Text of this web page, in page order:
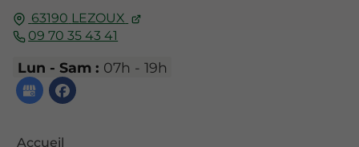
63190 LEZOUX
09 70 35 43 41
Lun - Sam : 07h - 19h
Accueil